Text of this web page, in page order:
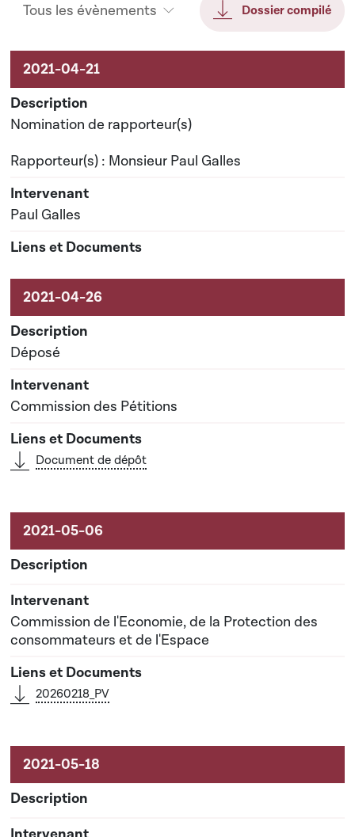
Tous les évènements Dossier compilé
Activités sur le dossier
Nomination de rapporteur(s)
Rapporteur(s) : Monsieur Paul Galles
Paul Galles
Déposé
Commission des Pétitions
Document de dépôt
Commission de l'Economie, de la Protection des
consommateurs et de l'Espace
20260218_PV